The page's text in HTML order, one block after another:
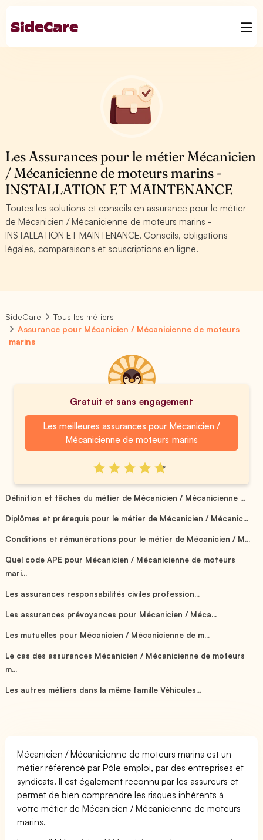
Les Assurances pour le métier Mécanicien
/ Mécanicienne de moteurs marins -
INSTALLATION ET MAINTENANCE
Toutes les solutions et conseils en assurance pour le métier
de Mécanicien / Mécanicienne de moteurs marins -
INSTALLATION ET MAINTENANCE. Conseils, obligations
légales, comparaisons et souscriptions en ligne.
SideCare
Tous les métiers
Assurance pour Mécanicien / Mécanicienne de moteurs
marins
Gratuit et sans engagement
Les meilleures assurances pour Mécanicien /
Mécanicienne de moteurs marins
Définition et tâches du métier de Mécanicien / Mécanicienne ...
Diplômes et prérequis pour le métier de Mécanicien / Mécanic...
Conditions et rémunérations pour le métier de Mécanicien / M...
Quel code APE pour Mécanicien / Mécanicienne de moteurs
mari...
Les assurances responsabilités civiles profession...
Les assurances prévoyances pour Mécanicien / Méca...
Les mutuelles pour Mécanicien / Mécanicienne de m...
Le cas des assurances Mécanicien / Mécanicienne de moteurs
m...
Les autres métiers dans la même famille Véhicules...
Mécanicien / Mécanicienne de moteurs marins est un
métier référencé par Pôle emploi, par des entreprises et
syndicats. Il est également reconnu par les assureurs et
permet de bien comprendre les risques inhérents à
votre métier de Mécanicien / Mécanicienne de moteurs
marins.